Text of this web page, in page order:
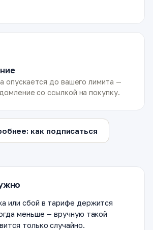
опускается до вашего лимита —
со ссылкой на покупку.
как подписаться
или сбой в тарифе держится
меньше — вручную такой
только случайно.